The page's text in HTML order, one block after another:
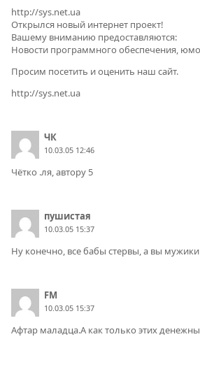
http://sys.net.ua
Открылся новый интернет проект!
Вашему вниманию предоставляются:
Новости программного обеспечения,
Просим посетить и оценить наш сайт.
http://sys.net.ua
ЧК
10.03.05 12:46
Чётко .ля, автору 5
пушистая
10.03.05 15:37
Ну конечно, все бабы стервы, а вы
FM
10.03.05 15:37
Афтар маладца.А как только этих